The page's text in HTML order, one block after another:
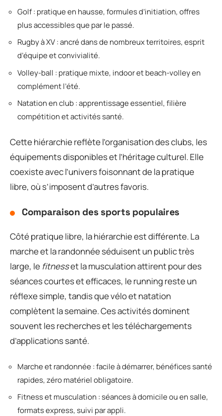
Golf : pratique en hausse, formules d’initiation, offres
plus accessibles que par le passé.
Rugby à XV : ancré dans de nombreux territoires, esprit
d’équipe et convivialité.
Volley-ball : pratique mixte, indoor et beach-volley en
complément l’été.
Natation en club : apprentissage essentiel, filière
compétition et activités santé.
Cette hiérarchie reflète l’organisation des clubs, les
équipements disponibles et l’héritage culturel. Elle
coexiste avec l’univers foisonnant de la pratique
libre, où s’imposent d’autres favoris.
Comparaison des sports populaires
Côté pratique libre, la hiérarchie est différente. La
marche et la randonnée séduisent un public très
large, le fitnesset la musculation attirent pour des
séances courtes et efficaces, le running reste un
réflexe simple, tandis que vélo et natation
complètent la semaine. Ces activités dominent
souvent les recherches et les téléchargements
d’applications santé.
Marche et randonnée : facile à démarrer, bénéfices santé
rapides, zéro matériel obligatoire.
Fitness et musculation : séances à domicile ou en salle,
formats express, suivi par appli.